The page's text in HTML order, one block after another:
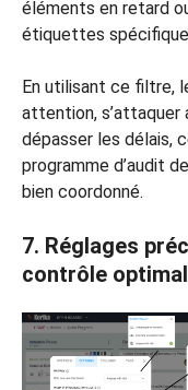
éléments en retard
étiquettes
En utilisant ce filtre,
attention,
dépasser les délais,
programme d’audit
bien coordonné.
7. Réglages
contrôle optimal